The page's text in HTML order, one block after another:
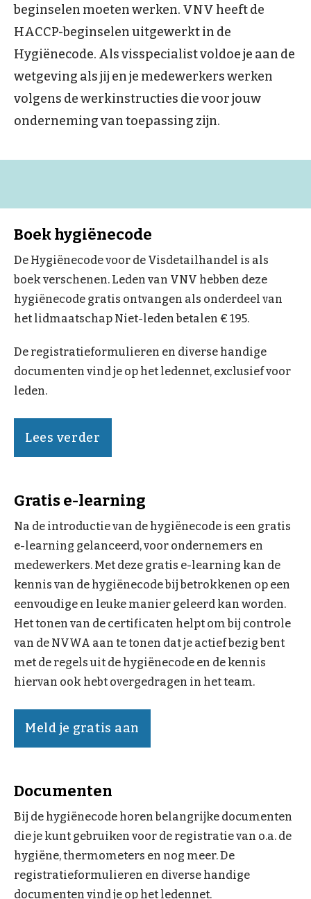
beginselen moeten werken. VNV heeft de
HACCP-beginselen uitgewerkt in de
Hygiënecode. Als visspecialist voldoe je aan de
wetgeving als jij en je medewerkers werken
volgens de werkinstructies die voor jouw
onderneming van toepassing zijn.
Boek hygiënecode
De Hygiënecode voor de Visdetailhandel is als
boek verschenen. Leden van VNV hebben deze
hygiënecode gratis ontvangen als onderdeel van
het lidmaatschap Niet-leden betalen € 195.
De registratieformulieren en diverse handige
documenten vind je op het ledennet, exclusief voor
leden.
Lees verder
Gratis e-learning
Na de introductie van de hygiënecode is een gratis
e-learning gelanceerd, voor ondernemers en
medewerkers. Met deze gratis e-learning kan de
kennis van de hygiënecode bij betrokkenen op een
eenvoudige en leuke manier geleerd kan worden.
Het tonen van de certificaten helpt om bij controle
van de NVWA aan te tonen dat je actief bezig bent
met de regels uit de hygiënecode en de kennis
hiervan ook hebt overgedragen in het team.
Meld je gratis aan
Documenten
Bij de hygiënecode horen belangrijke documenten
die je kunt gebruiken voor de registratie van o.a. de
hygiëne, thermometers en nog meer. De
registratieformulieren en diverse handige
documenten vind je op het ledennet.